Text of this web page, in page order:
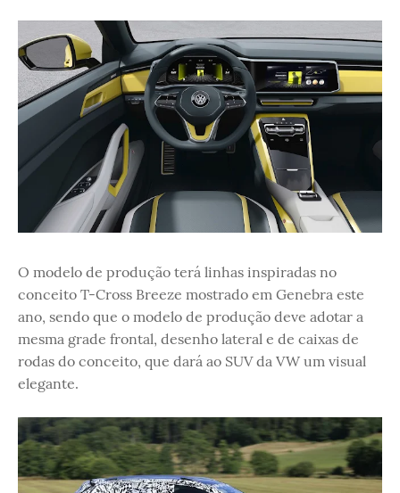
O modelo de produção terá linhas inspiradas no
conceito T-Cross Breeze mostrado em Genebra este
ano, sendo que o modelo de produção deve adotar a
mesma grade frontal, desenho lateral e de caixas de
rodas do conceito, que dará ao SUV da VW um visual
elegante.